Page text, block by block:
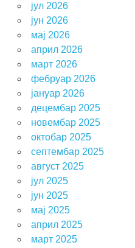
јул 2026
јун 2026
мај 2026
април 2026
март 2026
фебруар 2026
јануар 2026
децембар 2025
новембар 2025
октобар 2025
септембар 2025
август 2025
јул 2025
јун 2025
мај 2025
април 2025
март 2025